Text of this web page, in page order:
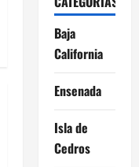
Baja
California
Ensenada
Isla de
Cedros